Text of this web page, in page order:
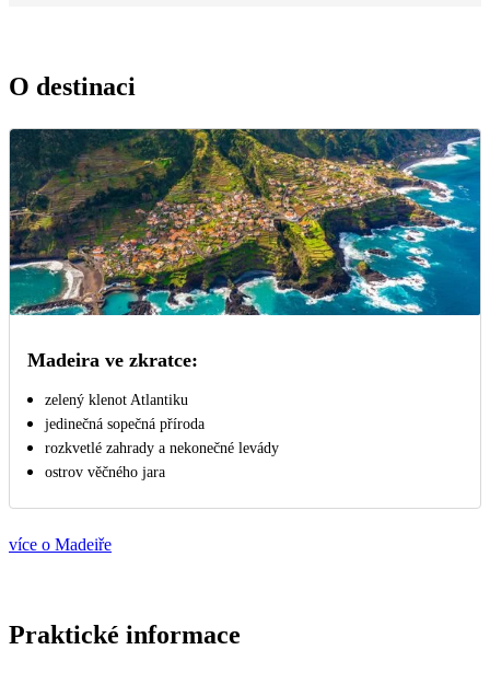
O destinaci
Madeira ve zkratce:
zelený klenot Atlantiku
jedinečná sopečná příroda
rozkvetlé zahrady a nekonečné levády
ostrov věčného jara
více o Madeiře
Praktické informace